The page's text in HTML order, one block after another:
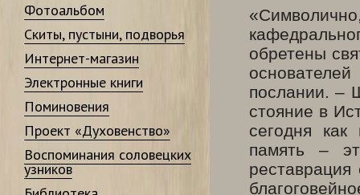
Фотоальбом
Скиты, пустыни, подворья
Интернет-магазин
Электронные книги
Поминовения
Проект «Духовенство»
Воспоминания соловецких
узников
обретены
послании. –
стояние в
сегодня
память –